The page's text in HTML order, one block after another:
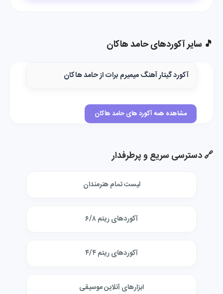
🎵 سایر آکوردهای حامد هاکان
آکورد گیتار آهنگ میمیرم برات از حامد هاکان
مشاهده همه آکورد های حامد هاکان
🔗 دسترسی سریع و پرطرفدار
لیست تمام هنرمندان
آکوردهای ریتم ۶/۸
آکوردهای ریتم ۴/۴
ابزارهای آنلاین موسیقی